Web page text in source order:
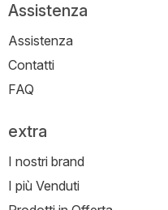
Assistenza
Assistenza
Contatti
FAQ
extra
I nostri brand
I più Venduti